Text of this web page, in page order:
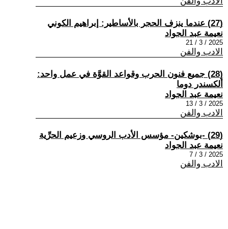
(27) عندما ينزف الحجر بالأساطير: إبراهيم الكوني
نعيمة عبد الجواد
2025 / 3 / 21
الادب والفن
(28) جميع فنون الحرب وقواعد القوَّة في عمل واحد:
ألكسندر دوما
نعيمة عبد الجواد
2025 / 3 / 13
الادب والفن
(29) -بوشكين- مؤسس الأدب الروسي وزعيم الحرِّية
نعيمة عبد الجواد
2025 / 3 / 7
الادب والفن